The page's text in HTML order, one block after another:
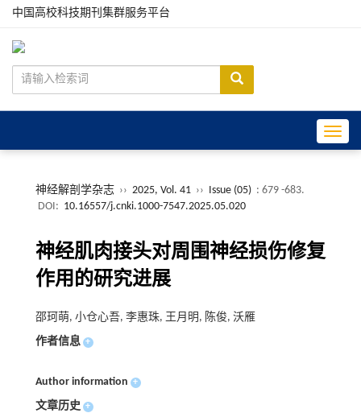
中国高校科技期刊集群服务平台
神经解剖学杂志 ›› 2025, Vol. 41 ›› Issue (05) : 679 -683.
DOI: 10.16557/j.cnki.1000-7547.2025.05.020
神经肌肉接头对周围神经损伤修复
作用的研究进展
邵珂萌, 小仓心吾, 李惠珠, 王月明, 陈俊, 沃雁
作者信息 +
Author information +
文章历史 +